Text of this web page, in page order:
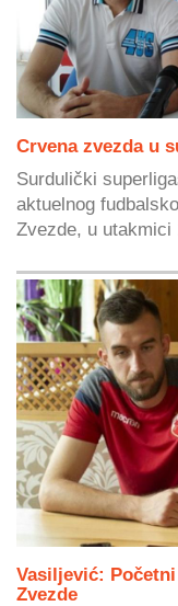
Crvena zvezda u
Surdulički
aktuelnog
Zvezde, u utakmici
Vasiljević:
Zvezde